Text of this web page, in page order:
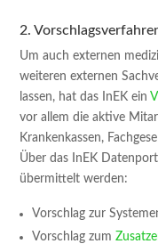
2.
Um auch externen
weiteren externen
lassen, hat das InEK ein
vor allem die aktive
Krankenkassen,
Über das InEK
übermittelt werden:
Vorschlag zur
Vorschlag zum